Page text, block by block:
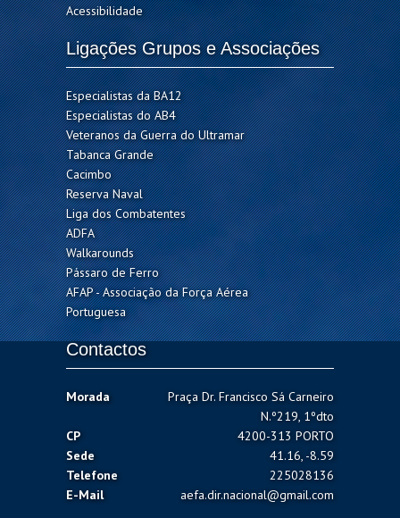
Acessibilidade
Ligações Grupos e Associações
Especialistas da BA12
Especialistas do AB4
Veteranos da Guerra do Ultramar
Tabanca Grande
Cacimbo
Reserva Naval
Liga dos Combatentes
ADFA
Walkarounds
Pássaro de Ferro
AFAP - Associação da Força Aérea
Portuguesa
Contactos
Morada
Praça Dr. Francisco Sá Carneiro
N.º219, 1ºdto
CP
4200-313 PORTO
Sede
41.16, -8.59
Telefone
225028136
E-Mail
aefa.dir.nacional@gmail.com